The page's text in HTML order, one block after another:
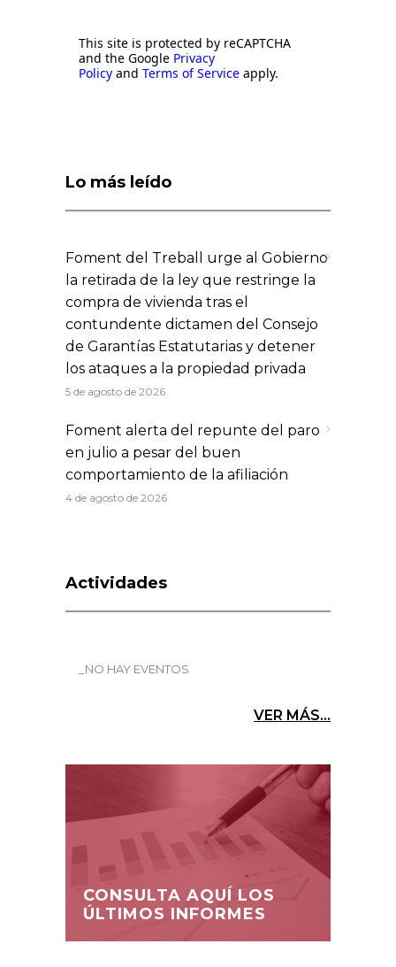
This site is protected by reCAPTCHA
and the Google Privacy
Policy and Terms of Service apply.
Lo más leído
Foment del Treball urge al Gobierno
la retirada de la ley que restringe la
compra de vivienda tras el
contundente dictamen del Consejo
de Garantías Estatutarias y detener
los ataques a la propiedad privada
5 de agosto de 2026
Foment alerta del repunte del paro
en julio a pesar del buen
comportamiento de la afiliación
4 de agosto de 2026
Actividades
_NO HAY EVENTOS
VER MÁS...
CONSULTA AQUÍ LOS
ÚLTIMOS INFORMES